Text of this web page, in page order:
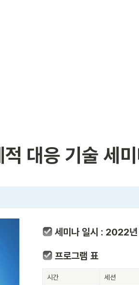
대응 기술 세
세미나 일시 : 2022
프로그램 표
시간 세션